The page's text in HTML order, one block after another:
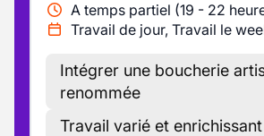
A temps partiel (19 - 22
Travail de jour, Travail le
Intégrer une boucherie
renommée
Travail varié et enrichissant